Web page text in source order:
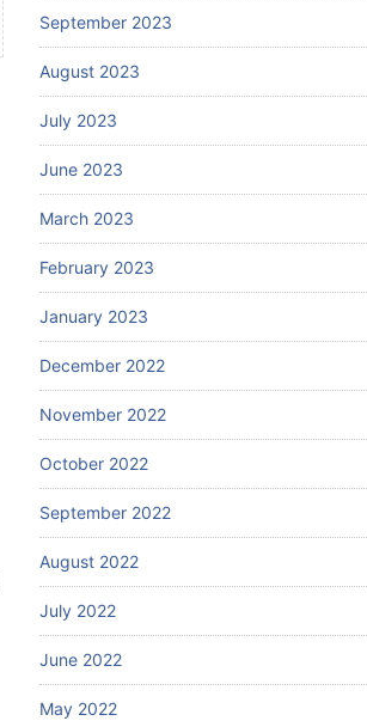
September 2023
August 2023
July 2023
June 2023
March 2023
February 2023
January 2023
December 2022
November 2022
October 2022
September 2022
August 2022
July 2022
June 2022
May 2022